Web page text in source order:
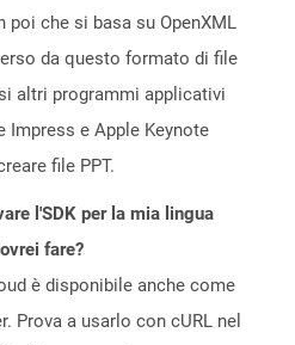
poi che si basa su OpenXML
da questo formato di file
altri programmi applicativi
Impress e Apple Keynote
file PPT.
l'SDK per la mia lingua
fare?
è disponibile anche come
Prova a usarlo con cURL nel